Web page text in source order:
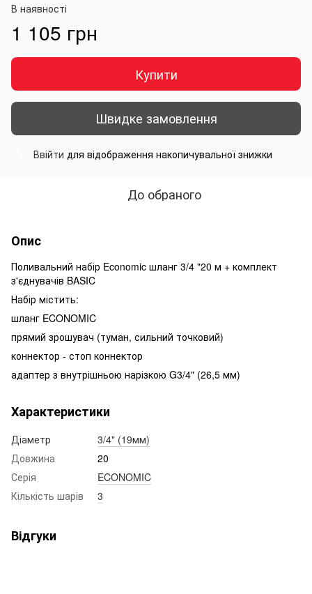
В наявності
1 105 грн
Купити
Швидке замовлення
Ввійти для відображення накопичувальної знижки
До обраного
Опис
Поливальний набір Economic шланг 3/4 "20 м + комплект
з'єднувачів BASIC
Набір містить:
шланг ECONOMIC
прямий зрошувач (туман, сильний точковий)
коннектор - стоп коннектор
адаптер з внутрішньою нарізкою G3/4" (26,5 мм)
Характеристики
Діаметр
3/4" (19мм)
Довжина
20
Серія
ECONOMIC
Кількість шарів
3
Відгуки